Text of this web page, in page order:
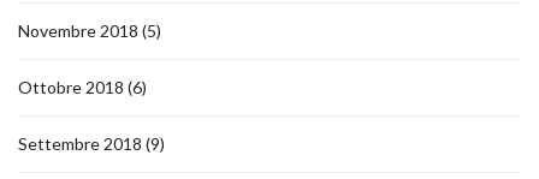
Novembre 2018 (5)
Ottobre 2018 (6)
Settembre 2018 (9)